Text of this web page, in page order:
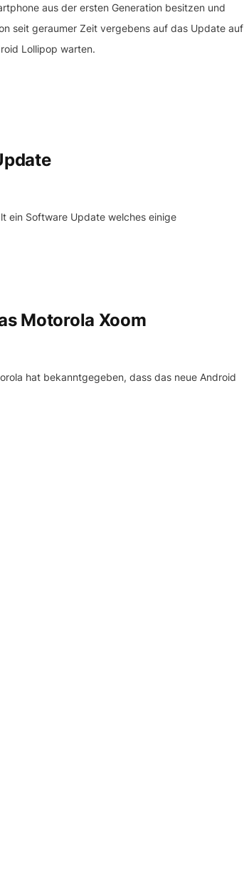
aus der ersten Generation besitzen und
seit geraumer Zeit vergebens auf das Update auf
Lollipop warten.
ein Software Update welches einige
Motorola Xoom
hat bekanntgegeben, dass das neue Android